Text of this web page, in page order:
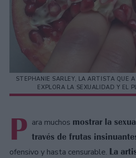
STEPHANIE SARLEY, LA ARTISTA QUE
EXPLORA LA SEXUALIDAD Y EL
P ara muchos mostrar la
través de frutas
ofensivo y hasta censurable. La